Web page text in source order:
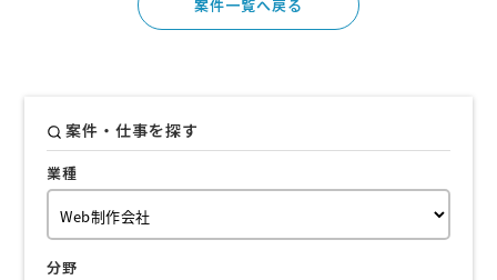
案件一覧へ戻る
案件・仕事を探す
業種
分野